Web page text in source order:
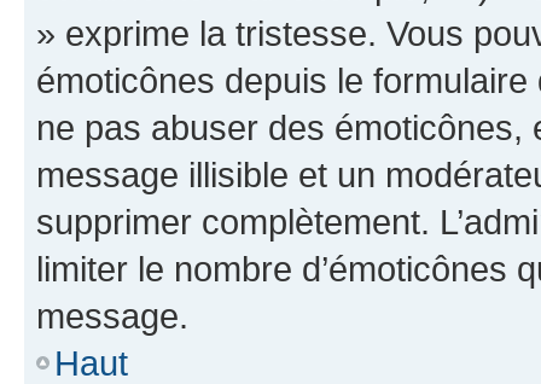
» exprime la tristesse. Vous
émoticônes depuis le
ne pas abuser des
message illisible et un
supprimer complètement.
limiter le nombre d’émoticônes
message.
Haut